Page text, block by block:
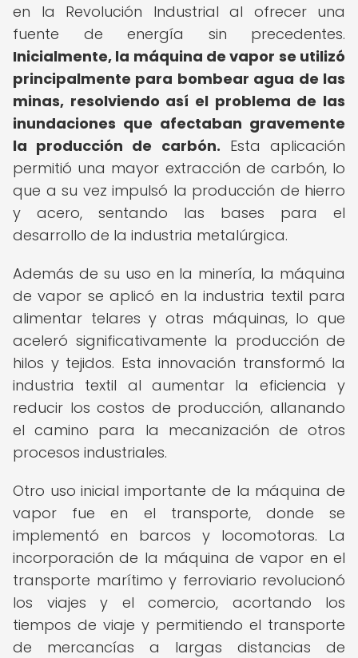
en la Revolución Industrial al ofrecer una
fuente de energía sin precedentes.
Inicialmente, la máquina de vapor se utilizó
principalmente para bombear agua de las
minas, resolviendo así el problema de las
inundaciones que afectaban gravemente
la producción de carbón. Esta aplicación
permitió una mayor extracción de carbón, lo
que a su vez impulsó la producción de hierro
y acero, sentando las bases para el
desarrollo de la industria metalúrgica.
Además de su uso en la minería, la máquina
de vapor se aplicó en la industria textil para
alimentar telares y otras máquinas, lo que
aceleró significativamente la producción de
hilos y tejidos. Esta innovación transformó la
industria textil al aumentar la eficiencia y
reducir los costos de producción, allanando
el camino para la mecanización de otros
procesos industriales.
Otro uso inicial importante de la máquina de
vapor fue en el transporte, donde se
implementó en barcos y locomotoras. La
incorporación de la máquina de vapor en el
transporte marítimo y ferroviario revolucionó
los viajes y el comercio, acortando los
tiempos de viaje y permitiendo el transporte
de mercancías a largas distancias de